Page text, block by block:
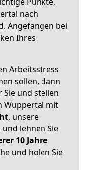
nach
Angefangen bei
Ihres
Arbeitsstress
sollen, dann
und stellen
Wuppertal mit
, unsere
lehnen Sie
10 Jahre
und holen Sie